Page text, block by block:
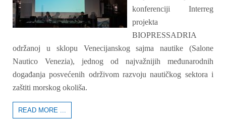
konferenciji Interreg
projekta
BIOPRESSADRIA
održanoj u sklopu Venecijanskog sajma nautike (Salone
Nautico Venezia), jednog od najvažnijih međunarodnih
događanja posvećenih održivom razvoju nautičkog sektora i
zaštiti morskog okoliša.
READ MORE ...